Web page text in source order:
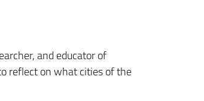
and educator of
reflect on what cities of the